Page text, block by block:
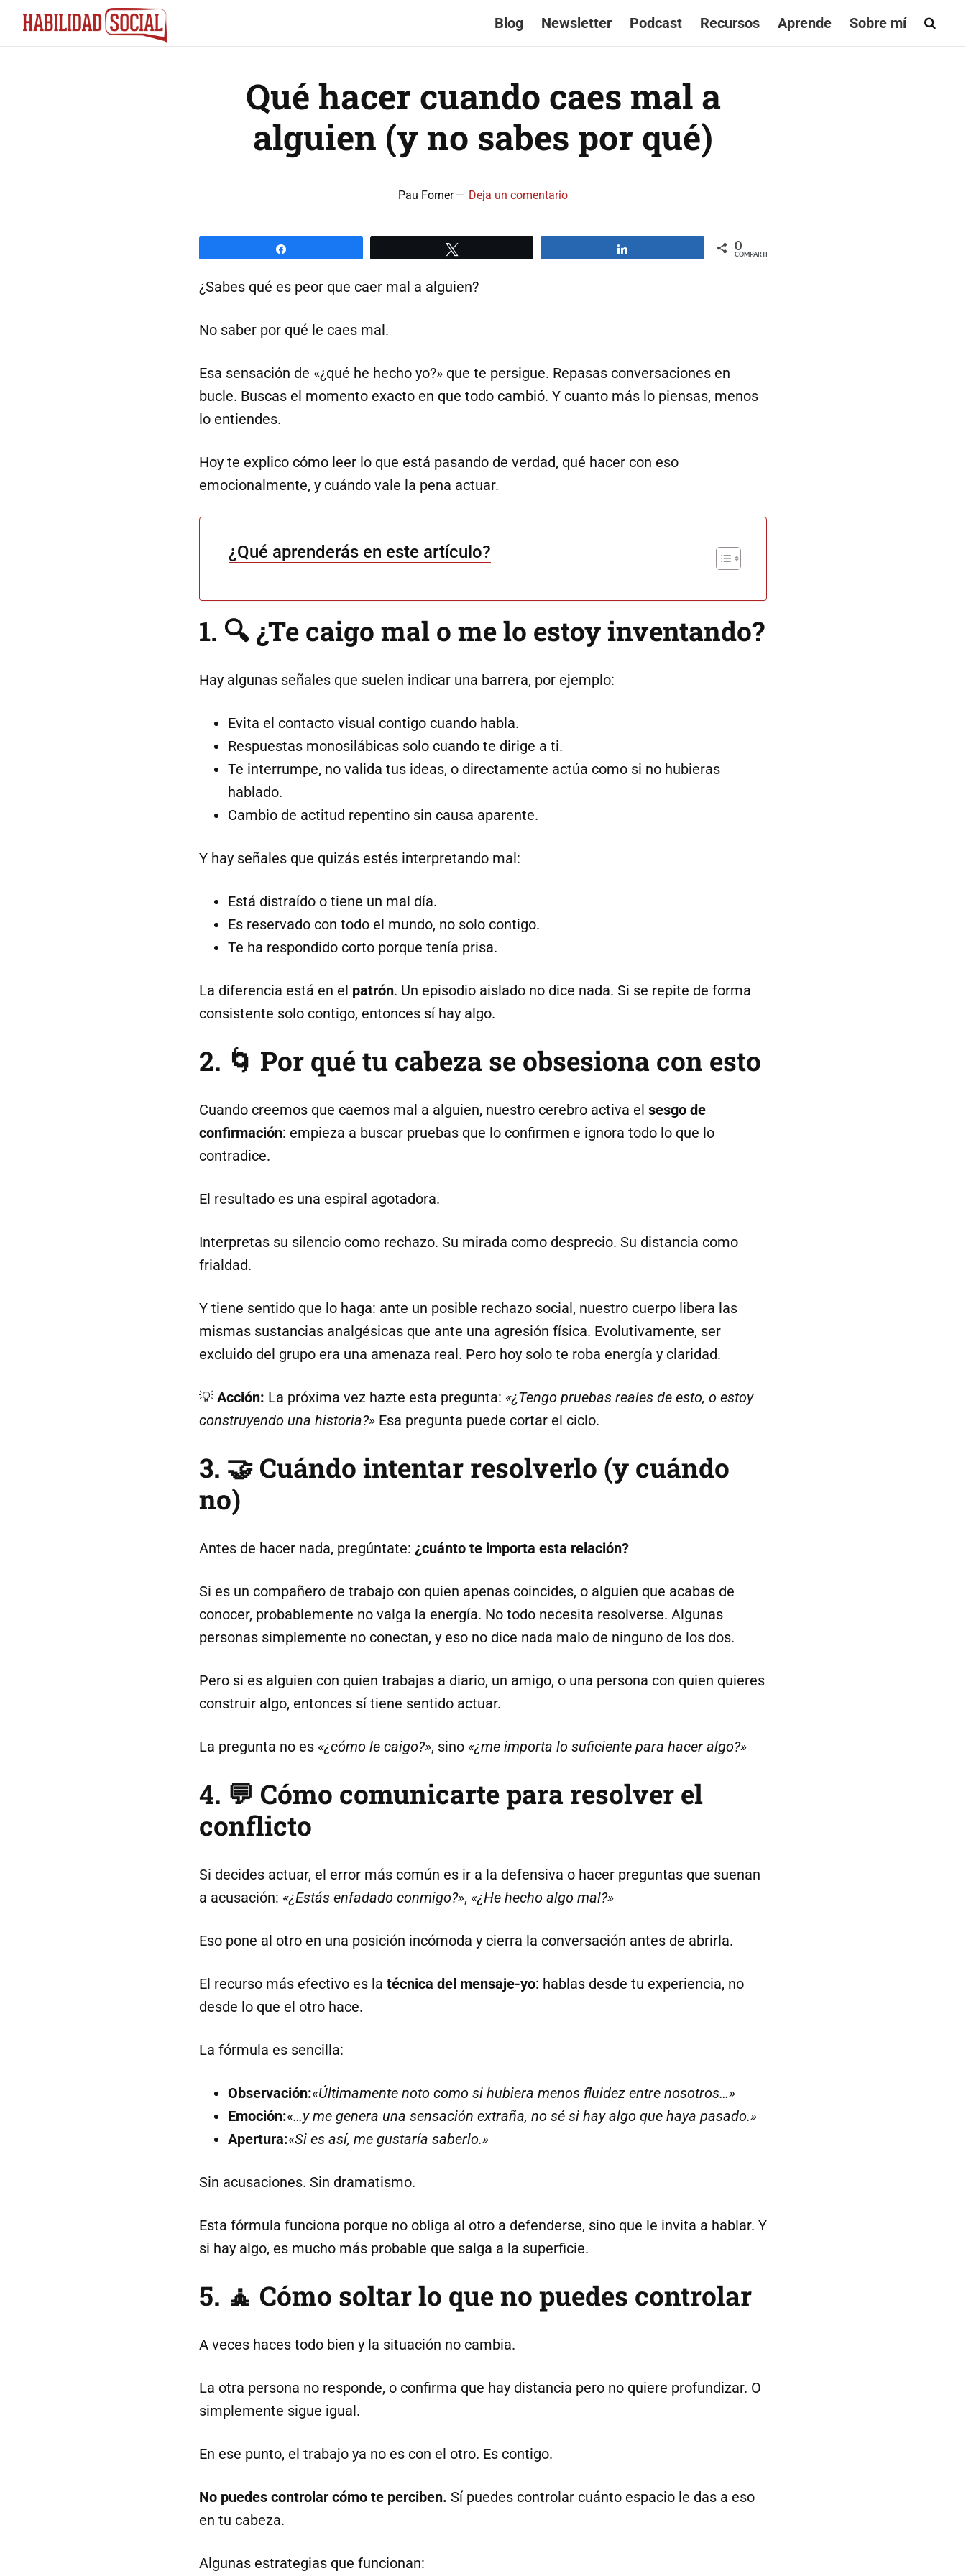
Saltar
Saltar
Blog Newsletter Podcast Recursos Aprende Sobre mí
Qué hacer cuando caes mal a
alguien (y no sabes por qué)
Pau Forner Deja un comentario
0
COMPARTIR
¿Sabes qué es peor que caer mal a alguien?
No saber por qué le caes mal.
Esa sensación de «¿qué he hecho yo?» que te persigue. Repasas conversaciones en
bucle. Buscas el momento exacto en que todo cambió. Y cuanto más lo piensas, menos
lo entiendes.
Hoy te explico cómo leer lo que está pasando de verdad, qué hacer con eso
emocionalmente, y cuándo vale la pena actuar.
¿Qué aprenderás en este artículo?
1. 🔍 ¿Te caigo mal o me lo estoy inventando?
Hay algunas señales que suelen indicar una barrera, por ejemplo:
Evita el contacto visual contigo cuando habla.
Respuestas monosilábicas solo cuando te dirige a ti.
Te interrumpe, no valida tus ideas, o directamente actúa como si no hubieras
hablado.
Cambio de actitud repentino sin causa aparente.
Y hay señales que quizás estés interpretando mal:
Está distraído o tiene un mal día.
Es reservado con todo el mundo, no solo contigo.
Te ha respondido corto porque tenía prisa.
La diferencia está en el patrón. Un episodio aislado no dice nada. Si se repite de forma
consistente solo contigo, entonces sí hay algo.
2. 🌀 Por qué tu cabeza se obsesiona con esto
Cuando creemos que caemos mal a alguien, nuestro cerebro activa el sesgo de
confirmación: empieza a buscar pruebas que lo confirmen e ignora todo lo que lo
contradice.
El resultado es una espiral agotadora.
Interpretas su silencio como rechazo. Su mirada como desprecio. Su distancia como
frialdad.
Y tiene sentido que lo haga: ante un posible rechazo social, nuestro cuerpo libera las
mismas sustancias analgésicas que ante una agresión física. Evolutivamente, ser
excluido del grupo era una amenaza real. Pero hoy solo te roba energía y claridad.
💡 Acción: La próxima vez hazte esta pregunta: «¿Tengo pruebas reales de esto, o estoy
construyendo una historia?» Esa pregunta puede cortar el ciclo.
3. 🤝 Cuándo intentar resolverlo (y cuándo
no)
Antes de hacer nada, pregúntate: ¿cuánto te importa esta relación?
Si es un compañero de trabajo con quien apenas coincides, o alguien que acabas de
conocer, probablemente no valga la energía. No todo necesita resolverse. Algunas
personas simplemente no conectan, y eso no dice nada malo de ninguno de los dos.
Pero si es alguien con quien trabajas a diario, un amigo, o una persona con quien quieres
construir algo, entonces sí tiene sentido actuar.
La pregunta no es «¿cómo le caigo?», sino «¿me importa lo suficiente para hacer algo?»
4. 💬 Cómo comunicarte para resolver el
conflicto
Si decides actuar, el error más común es ir a la defensiva o hacer preguntas que suenan
a acusación: «¿Estás enfadado conmigo?», «¿He hecho algo mal?»
Eso pone al otro en una posición incómoda y cierra la conversación antes de abrirla.
El recurso más efectivo es la técnica del mensaje-yo: hablas desde tu experiencia, no
desde lo que el otro hace.
La fórmula es sencilla:
Observación:«Últimamente noto como si hubiera menos fluidez entre nosotros…»
Emoción:«…y me genera una sensación extraña, no sé si hay algo que haya pasado.»
Apertura:«Si es así, me gustaría saberlo.»
Sin acusaciones. Sin dramatismo.
Esta fórmula funciona porque no obliga al otro a defenderse, sino que le invita a hablar. Y
si hay algo, es mucho más probable que salga a la superficie.
5. 🧘 Cómo soltar lo que no puedes controlar
A veces haces todo bien y la situación no cambia.
La otra persona no responde, o confirma que hay distancia pero no quiere profundizar. O
simplemente sigue igual.
En ese punto, el trabajo ya no es con el otro. Es contigo.
No puedes controlar cómo te perciben. Sí puedes controlar cuánto espacio le das a eso
en tu cabeza.
Algunas estrategias que funcionan: